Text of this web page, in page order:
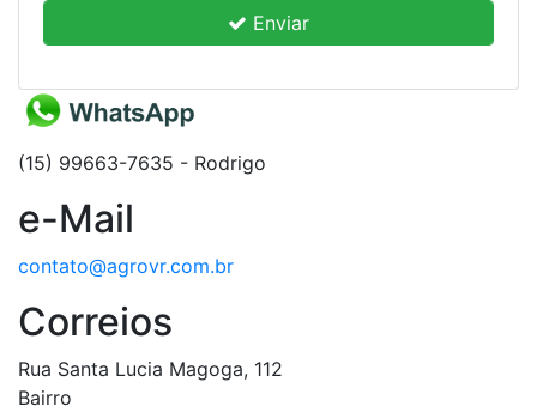
Enviar
(15) 99663-7635 - Rodrigo
e-Mail
contato@agrovr.com.br
Correios
Rua Santa Lucia Magoga, 112
Bairro